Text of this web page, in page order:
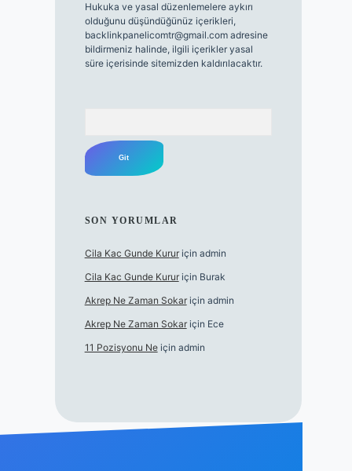
Hukuka ve yasal düzenlemelere aykırı
olduğunu düşündüğünüz içerikleri,
backlinkpanelicomtr@gmail.comadresine
bildirmeniz halinde, ilgili içerikler yasal
süre içerisinde sitemizden kaldırılacaktır.
SON YORUMLAR
Cila Kac Gunde Kururiçin admin
Cila Kac Gunde Kururiçin Burak
Akrep Ne Zaman Sokariçin admin
Akrep Ne Zaman Sokariçin Ece
11 Pozisyonu Neiçin admin